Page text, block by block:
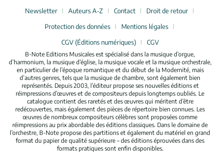
Newsletter
Auteurs A-Z Contact
Droit de retour
Protection des données
Mentions légales
CGV (Éditions numériques)
CGV
B-Note Editions Musicales est spécialisé dans la musique d’orgue,
d’harmonium, la musique d’église, la musique vocale et la musique orchestrale,
en particulier de l’époque romantique et du début de la Modernité, mais
d’autres genres, tels que la musique de chambre, sont également bien
représentés. Depuis 2003, l’éditeur propose ses nouvelles éditions et
réimpressions d’œuvres et de compositeurs depuis longtemps oubliés. Le
catalogue contient des raretés et des œuvres qui méritent d’être
redécouvertes, mais également des pièces de répertoire bien connues. Les
œuvres de nombreux compositeurs célèbres sont proposées comme
réimpressions au prix abordable des éditions classiques. Dans le domaine de
l’orchestre, B-Note propose des partitions et également du matériel en grand
format du papier de qualité supérieure – des éditions éprouvées dans des
formats pratiques sont enfin disponibles.